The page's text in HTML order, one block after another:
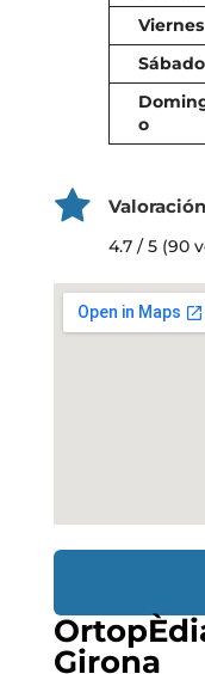
Viernes
Sábado
o
4.7 / 5 (90
Girona